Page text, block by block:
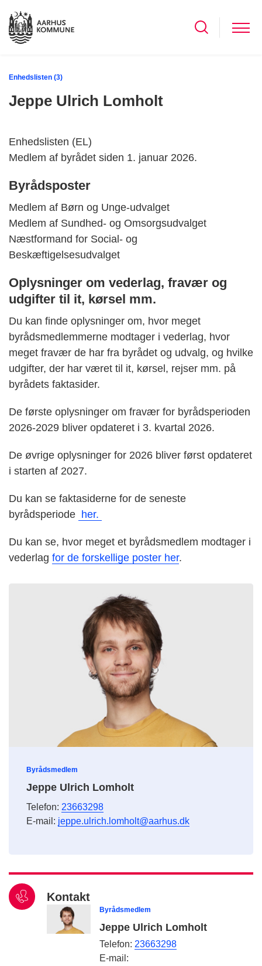
Enhedslisten (3)
Jeppe Ulrich Lomholt
Enhedslisten (EL)
Medlem af byrådet siden 1. januar 2026.
Byrådsposter
Medlem af Børn og Unge-udvalget
Medlem af Sundhed- og Omsorgsudvalget
Næstformand for Social- og
Beskæftigelsesudvalget
Oplysninger om vederlag, fravær og
udgifter til it, kørsel mm.
Du kan finde oplysninger om, hvor meget
byrådsmedlemmerne modtager i vederlag, hvor
meget fravær de har fra byrådet og udvalg, og hvilke
udgifter, der har været til it, kørsel, rejser mm. på
byrådets faktasider.
De første oplysninger om fravær for byrådsperioden
2026-2029 bliver opdateret i 3. kvartal 2026.
De øvrige oplysninger for 2026 bliver først opdateret
i starten af 2027.
Du kan se faktasiderne for de seneste
byrådsperiode her.
Du kan se, hvor meget et byrådsmedlem modtager i
vederlag for de forskellige poster her.
Byrådsmedlem
Jeppe Ulrich Lomholt
Telefon: 23663298
E-mail: jeppe.ulrich.lomholt@aarhus.dk
Kontakt
Byrådsmedlem
Jeppe Ulrich Lomholt
Telefon: 23663298
E-mail: